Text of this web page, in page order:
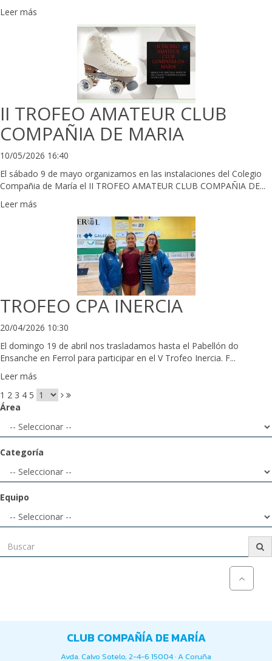
Leer más
II TROFEO AMATEUR CLUB
COMPAÑIA DE MARIA
10/05/2026 16:40
El sábado 9 de mayo organizamos en las instalaciones del Colegio
Compañia de María el II TROFEO AMATEUR CLUB COMPAÑIA DE...
Leer más
TROFEO CPA INERCIA
20/04/2026 10:30
El domingo 19 de abril nos trasladamos hasta el Pabellón do
Ensanche en Ferrol para participar en el V Trofeo Inercia. F...
Leer más
1 2 3 4 5
Área
Categoría
Equipo
CLUB COMPAÑÍA DE MARÍA
Avda. Calvo Sotelo, 2-4-6 15004 · A Coruña